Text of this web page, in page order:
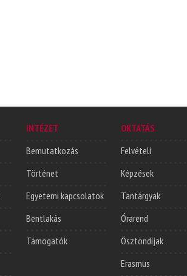
INTÉZET
Bemutatkozás
Történet
Egyetemi kapcsolatok
Bentlakás
Támogatók
OKTATÁS
Felvételi
Képzések
Tantárgyak
Órarend
Ösztöndíjak
Erasmus